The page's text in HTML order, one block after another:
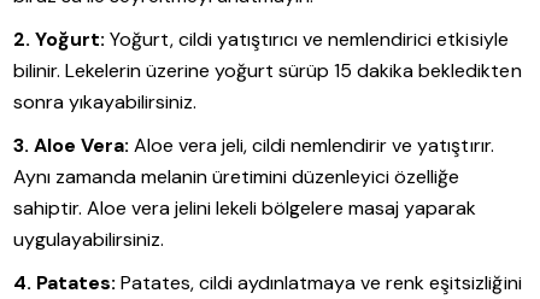
2. Yoğurt: Yoğurt, cildi yatıştırıcı ve nemlendirici etkisiyle
bilinir. Lekelerin üzerine yoğurt sürüp 15 dakika bekledikten
sonra yıkayabilirsiniz.
3. Aloe Vera: Aloe vera jeli, cildi nemlendirir ve yatıştırır.
Aynı zamanda melanin üretimini düzenleyici özelliğe
sahiptir. Aloe vera jelini lekeli bölgelere masaj yaparak
uygulayabilirsiniz.
4. Patates: Patates, cildi aydınlatmaya ve renk eşitsizliğini